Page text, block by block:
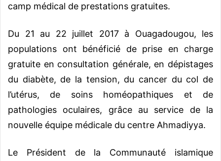
camp médical de prestations gratuites.
Du 21 au 22 juillet 2017 à Ouagadougou, les
populations ont bénéficié de prise en charge
gratuite en consultation générale, en dépistages
du diabète, de la tension, du cancer du col de
l’utérus, de soins homéopathiques et de
pathologies oculaires, grâce au service de la
nouvelle équipe médicale du centre Ahmadiyya.
Le Président de la Communauté islamique